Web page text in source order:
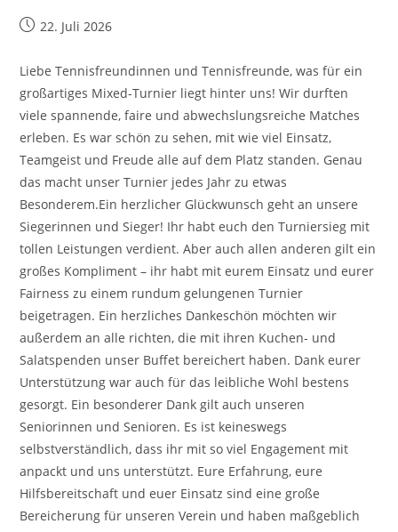
Beitrag22. Juli 2026
Liebe Tennisfreundinnen und Tennisfreunde, was für ein
großartiges Mixed-Turnier liegt hinter uns! Wir durften
viele spannende, faire und abwechslungsreiche Matches
erleben. Es war schön zu sehen, mit wie viel Einsatz,
Teamgeist und Freude alle auf dem Platz standen. Genau
das macht unser Turnier jedes Jahr zu etwas
Besonderem.Ein herzlicher Glückwunsch geht an unsere
Siegerinnen und Sieger! Ihr habt euch den Turniersieg mit
tollen Leistungen verdient. Aber auch allen anderen gilt ein
großes Kompliment – ihr habt mit eurem Einsatz und eurer
Fairness zu einem rundum gelungenen Turnier
beigetragen. Ein herzliches Dankeschön möchten wir
außerdem an alle richten, die mit ihren Kuchen- und
Salatspenden unser Buffet bereichert haben. Dank eurer
Unterstützung war auch für das leibliche Wohl bestens
gesorgt. Ein besonderer Dank gilt auch unseren
Seniorinnen und Senioren. Es ist keineswegs
selbstverständlich, dass ihr mit so viel Engagement mit
anpackt und uns unterstützt. Eure Erfahrung, eure
Hilfsbereitschaft und euer Einsatz sind eine große
Bereicherung für unseren Verein und haben maßgeblich